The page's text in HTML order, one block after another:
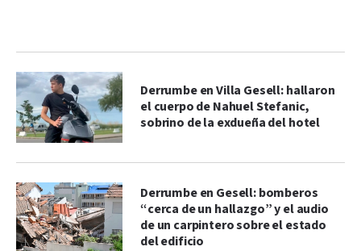
Derrumbe en Villa Gesell: hallaron
el cuerpo de Nahuel Stefanic,
sobrino de la exdueña del hotel
Derrumbe en Gesell: bomberos
“cerca de un hallazgo” y el audio
de un carpintero sobre el estado
del edificio